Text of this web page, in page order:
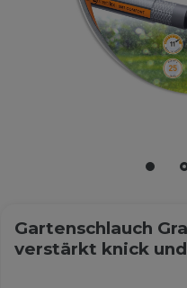
Gartenschlauch
verstärkt knick